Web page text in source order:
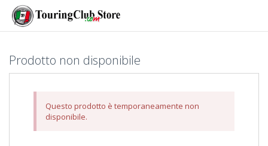
Prodotto non disponibile
Questo prodotto è temporaneamente non
disponibile.